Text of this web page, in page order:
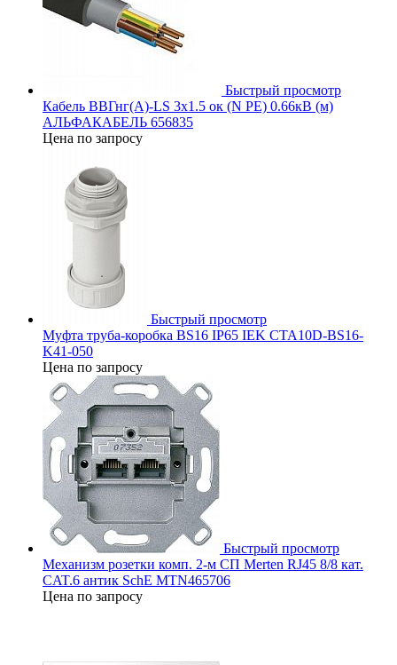
Быстрый просмотр
Кабель ВВГнг(А)-LS 3х1.5 ок (N PE) 0.66кВ (м)
АЛЬФАКАБЕЛЬ 656835
Цена по запросу
Быстрый просмотр
Муфта труба-коробка BS16 IP65 IEK CTA10D-BS16-
K41-050
Цена по запросу
Быстрый просмотр
Механизм розетки комп. 2-м СП Merten RJ45 8/8 кат.
CAT.6 антик SchE MTN465706
Цена по запросу